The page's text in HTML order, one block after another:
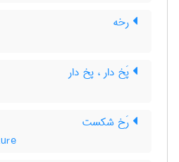
رخه
پَخ دار ، پخ دار
رَخ شکست